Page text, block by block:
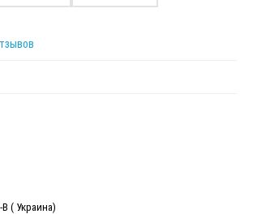
( Украина)